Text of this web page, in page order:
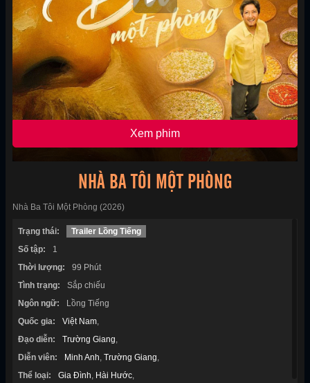
Xem phim
NHÀ BA TÔI MỘT PHÒNG
Nhà Ba Tôi Một Phòng (2026)
Trạng thái:
Trailer Lồng Tiếng
Số tập:
1
Thời lượng:
99 Phút
Tình trạng:
Sắp chiếu
Ngôn ngữ:
Lồng Tiếng
Quốc gia:
Việt Nam,
Đạo diễn:
Trường Giang,
Diễn viên:
Minh Anh, Trường Giang,
Thể loại:
Gia Đình, Hài Hước,